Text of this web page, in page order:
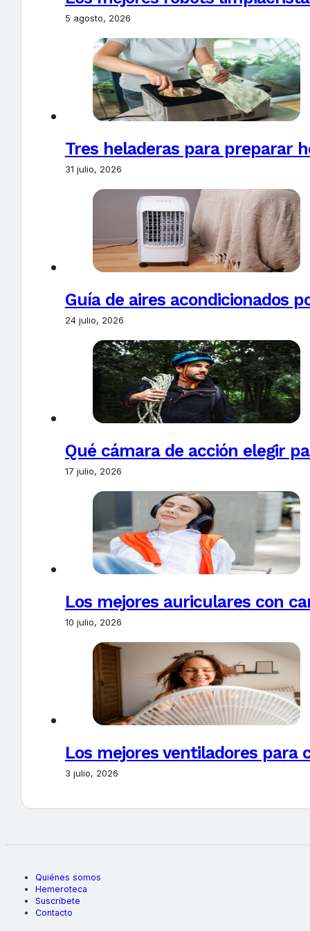
5 agosto, 2026
Tres heladeras para preparar
31 julio, 2026
Guía de aires acondicionados
24 julio, 2026
Qué cámara de acción elegir
17 julio, 2026
Los mejores auriculares con
10 julio, 2026
Los mejores ventiladores para
3 julio, 2026
Quiénes somos
Hemeroteca
Suscríbete
Contacto